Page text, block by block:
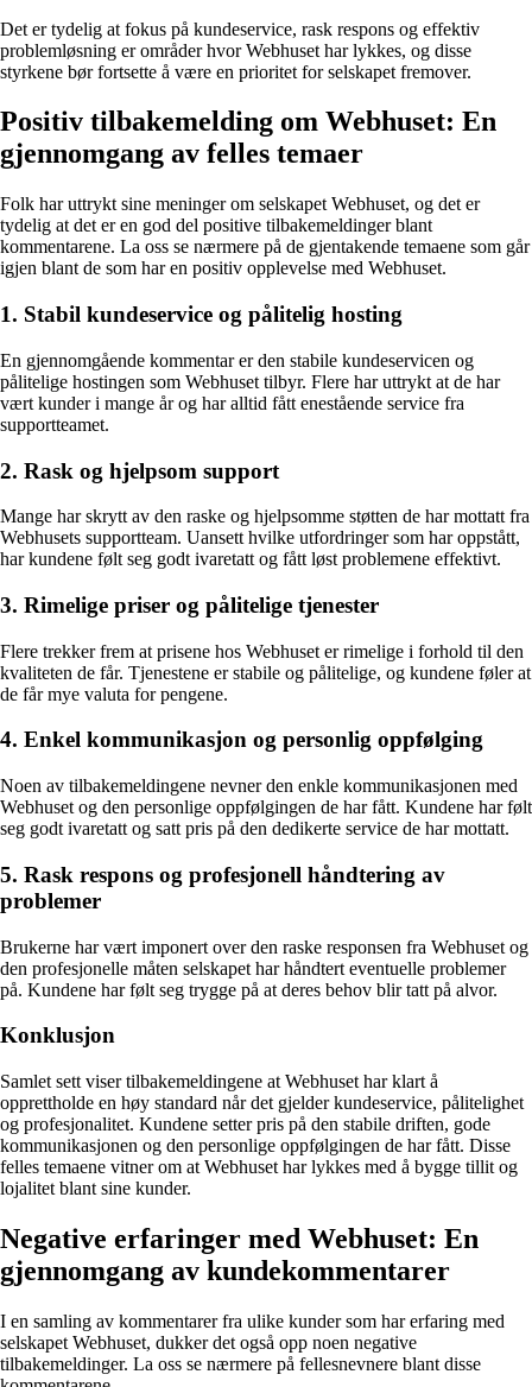
Det er tydelig at fokus på kundeservice, rask respons og effektiv
problemløsning er områder hvor Webhuset har lykkes, og disse
styrkene bør fortsette å være en prioritet for selskapet fremover.
Positiv tilbakemelding om Webhuset: En
gjennomgang av felles temaer
Folk har uttrykt sine meninger om selskapet Webhuset, og det er
tydelig at det er en god del positive tilbakemeldinger blant
kommentarene. La oss se nærmere på de gjentakende temaene som går
igjen blant de som har en positiv opplevelse med Webhuset.
1. Stabil kundeservice og pålitelig hosting
En gjennomgående kommentar er den stabile kundeservicen og
pålitelige hostingen som Webhuset tilbyr. Flere har uttrykt at de har
vært kunder i mange år og har alltid fått enestående service fra
supportteamet.
2. Rask og hjelpsom support
Mange har skrytt av den raske og hjelpsomme støtten de har mottatt fra
Webhusets supportteam. Uansett hvilke utfordringer som har oppstått,
har kundene følt seg godt ivaretatt og fått løst problemene effektivt.
3. Rimelige priser og pålitelige tjenester
Flere trekker frem at prisene hos Webhuset er rimelige i forhold til den
kvaliteten de får. Tjenestene er stabile og pålitelige, og kundene føler at
de får mye valuta for pengene.
4. Enkel kommunikasjon og personlig oppfølging
Noen av tilbakemeldingene nevner den enkle kommunikasjonen med
Webhuset og den personlige oppfølgingen de har fått. Kundene har følt
seg godt ivaretatt og satt pris på den dedikerte service de har mottatt.
5. Rask respons og profesjonell håndtering av
problemer
Brukerne har vært imponert over den raske responsen fra Webhuset og
den profesjonelle måten selskapet har håndtert eventuelle problemer
på. Kundene har følt seg trygge på at deres behov blir tatt på alvor.
Konklusjon
Samlet sett viser tilbakemeldingene at Webhuset har klart å
opprettholde en høy standard når det gjelder kundeservice, pålitelighet
og profesjonalitet. Kundene setter pris på den stabile driften, gode
kommunikasjonen og den personlige oppfølgingen de har fått. Disse
felles temaene vitner om at Webhuset har lykkes med å bygge tillit og
lojalitet blant sine kunder.
Negative erfaringer med Webhuset: En
gjennomgang av kundekommentarer
I en samling av kommentarer fra ulike kunder som har erfaring med
selskapet Webhuset, dukker det også opp noen negative
tilbakemeldinger. La oss se nærmere på fellesnevnere blant disse